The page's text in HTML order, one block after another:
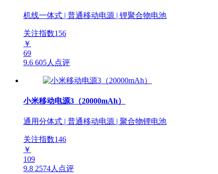
机线一体式 | 普通移动电源 | 锂聚合物电池
关注指数156
￥
69
9.6 605人点评
小米移动电源3（20000mAh）
通用分体式 | 普通移动电源 | 聚合物锂电池
关注指数146
￥
109
9.8 2574人点评